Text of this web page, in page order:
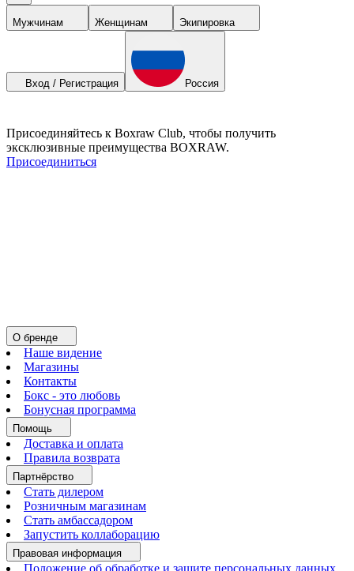
Мужчинам Женщинам Экипировка
Вход / Регистрация Россия
Присоединяйтесь к Boxraw Club, чтобы получить
эксклюзивные преимущества BOXRAW.
Присоединиться
О бренде
Наше видение
Магазины
Контакты
Бокс - это любовь
Бонусная программа
Помощь
Доставка и оплата
Правила возврата
Партнёрство
Стать дилером
Розничным магазинам
Стать амбассадором
Запустить коллаборацию
Правовая информация